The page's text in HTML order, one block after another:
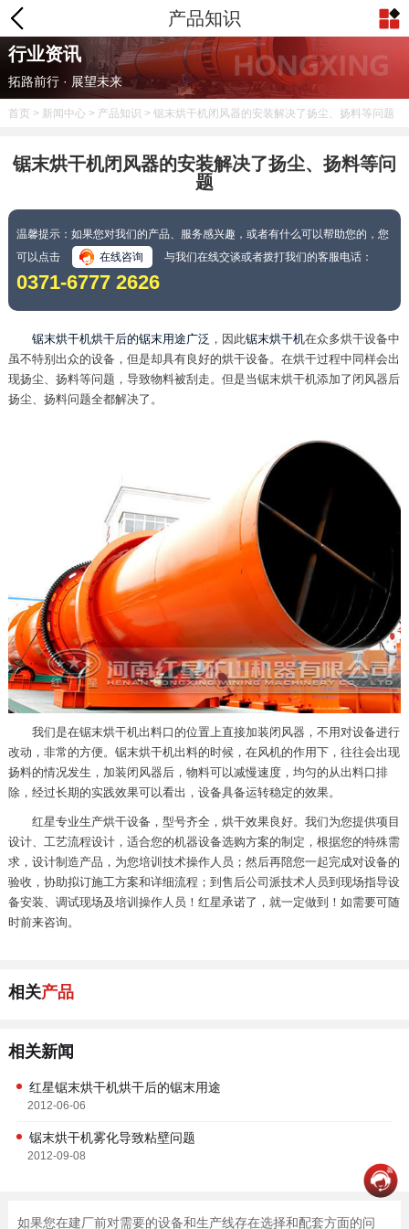
产品知识
行业资讯
拓路前行 · 展望未来
首页 > 新闻中心> 产品知识 > 锯末烘干机闭风器的安装解决了扬尘、扬料等问题
锯末烘干机闭风器的安装解决了扬尘、扬料等问
题
温馨提示：如果您对我们的产品、服务感兴趣，或者有什么可以帮助您的，您
可以点击
在线咨询 与我们在线交谈或者拨打我们的客服电话：
0371-6777 2626
锯末烘干机烘干后的锯末用途广泛 ，因此锯末烘干机在众多烘干设备中
虽不特别出众的设备，但是却具有良好的烘干设备。在烘干过程中同样会出
现扬尘、扬料等问题，导致物料被刮走。但是当锯末烘干机添加了闭风器后
扬尘、扬料问题全都解决了。
我们是在锯末烘干机出料口的位置上直接加装闭风器，不用对设备进行
改动，非常的方便。锯末烘干机出料的时候，在风机的作用下，往往会出现
扬料的情况发生，加装闭风器后，物料可以减慢速度，均匀的从出料口排
除，经过长期的实践效果可以看出，设备具备运转稳定的效果。
红星专业生产烘干设备，型号齐全，烘干效果良好。我们为您提供项目
设计、工艺流程设计，适合您的机器设备选购方案的制定，根据您的特殊需
求，设计制造产品，为您培训技术操作人员；然后再陪您一起完成对设备的
验收，协助拟订施工方案和详细流程；到售后公司派技术人员到现场指导设
备安装、调试现场及培训操作人员！红星承诺了，就一定做到！如需要可随
时前来咨询。
相关产品
相关新闻
红星锯末烘干机烘干后的锯末用途
2012-06-06
锯末烘干机雾化导致粘壁问题
2012-09-08
如果您在建厂前对需要的设备和生产线存在选择和配套方面的问